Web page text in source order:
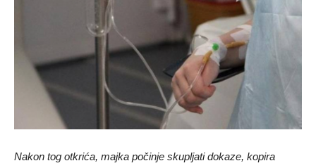
Nakon tog otkrića, majka počinje skupljati dokaze, kopira